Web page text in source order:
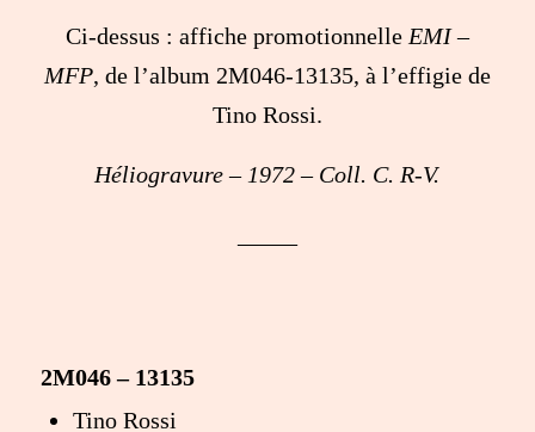
Ci-dessus : affiche promotionnelleEMI –
MFP, de l’album 2M046-13135, à l’effigie de
Tino Rossi.
Héliogravure – 1972 – Coll. C. R-V.
2M046 – 13135
Tino Rossi